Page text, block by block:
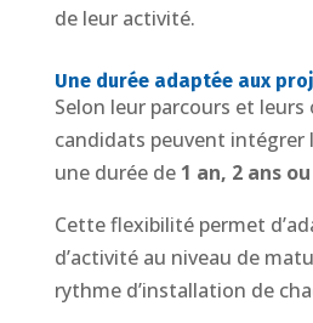
de leur activité.
Une durée adaptée aux
Selon leur parcours et
candidats peuvent intégrer
une durée de 1 an, 2 ans ou
Cette flexibilité permet
d’activité au niveau de
rythme d’installation de